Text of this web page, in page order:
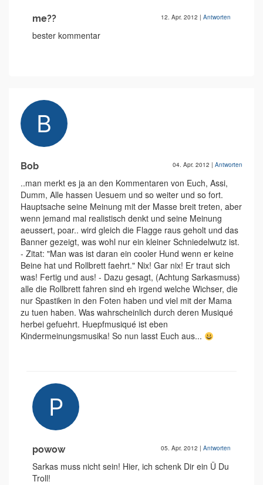
me?? 12. Apr. 2012 | Antworten
bester kommentar
Bob 04. Apr. 2012 | Antworten
..man merkt es ja an den Kommentaren von Euch, Assi,
Dumm, Alle hassen Uesuem und so weiter und so fort.
Hauptsache seine Meinung mit der Masse breit treten, aber
wenn jemand mal realistisch denkt und seine Meinung
aeussert, poar.. wird gleich die Flagge raus geholt und das
Banner gezeigt, was wohl nur ein kleiner Schniedelwutz ist.
- Zitat: "Man was ist daran ein cooler Hund wenn er keine
Beine hat und Rollbrett faehrt." Nix! Gar nix! Er traut sich
was! Fertig und aus! - Dazu gesagt, (Achtung Sarkasmuss)
alle die Rollbrett fahren sind eh irgend welche Wichser, die
nur Spastiken in den Foten haben und viel mit der Mama
zu tuen haben. Was wahrscheinlich durch deren Musiqué
herbei gefuehrt. Huepfmusiqué ist eben
Kindermeinungsmusika! So nun lasst Euch aus...
powow 05. Apr. 2012 | Antworten
Sarkas muss nicht sein! Hier, ich schenk Dir ein Ü Du
Troll!